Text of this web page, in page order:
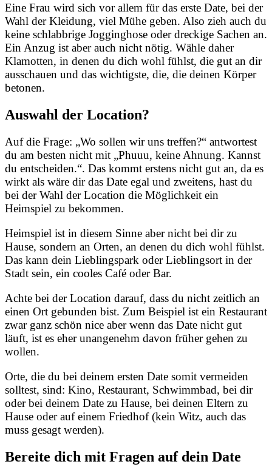
Eine Frau wird sich vor allem für das erste Date, bei der
Wahl der Kleidung, viel Mühe geben. Also zieh auch du
keine schlabbrige Jogginghose oder dreckige Sachen an.
Ein Anzug ist aber auch nicht nötig. Wähle daher
Klamotten, in denen du dich wohl fühlst, die gut an dir
ausschauen und das wichtigste, die, die deinen Körper
betonen.
Auswahl der Location?
Auf die Frage: „Wo sollen wir uns treffen?“ antwortest
du am besten nicht mit „Phuuu, keine Ahnung. Kannst
du entscheiden.“. Das kommt erstens nicht gut an, da es
wirkt als wäre dir das Date egal und zweitens, hast du
bei der Wahl der Location die Möglichkeit ein
Heimspiel zu bekommen.
Heimspiel ist in diesem Sinne aber nicht bei dir zu
Hause, sondern an Orten, an denen du dich wohl fühlst.
Das kann dein Lieblingspark oder Lieblingsort in der
Stadt sein, ein cooles Café oder Bar.
Achte bei der Location darauf, dass du nicht zeitlich an
einen Ort gebunden bist. Zum Beispiel ist ein Restaurant
zwar ganz schön nice aber wenn das Date nicht gut
läuft, ist es eher unangenehm davon früher gehen zu
wollen.
Orte, die du bei deinem ersten Date somit vermeiden
solltest, sind: Kino, Restaurant, Schwimmbad, bei dir
oder bei deinem Date zu Hause, bei deinen Eltern zu
Hause oder auf einem Friedhof (kein Witz, auch das
muss gesagt werden).
Bereite dich mit Fragen auf dein Date